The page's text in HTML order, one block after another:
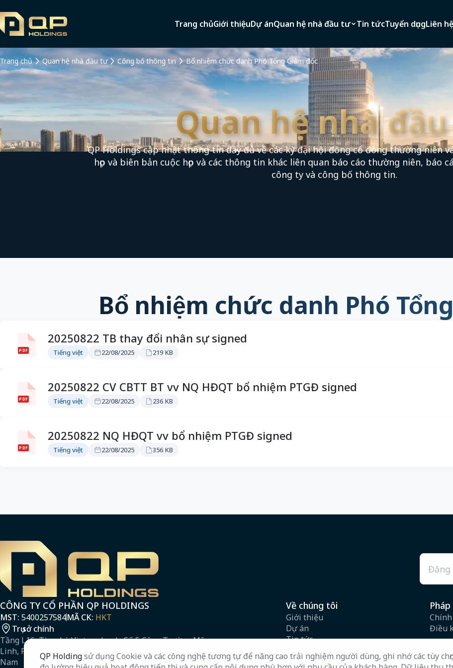
Trang chủGiới thiệuDự ánQuan hệ nhà đầu tư Tin tứcTuyển dụngLiên hệ
Trang chủ Quan hệ nhà đầu tư Công bố thông tin Bổ nhiệm chức danh Phó Tổng Giám đốc
Quan hệ nhà
QP Holdings cập nhật thông tin đầy đủ về các kỳ đại hội đồng cổ đông thường niên
họp và biên bản cuộc họp và các thông tin khác liên quan báo cáo thường niên, báo
công ty và công bố thông tin.
Bổ nhiệm chức danh Phó
PDF
20250822 TB thay đổi nhân sự signed
Tiếng việt 22/08/2025 219 KB
PDF
20250822 CV CBTT BT vv NQ HĐQT bổ nhiệm PTGĐ signed
Tiếng việt 22/08/2025 236 KB
PDF
20250822 NQ HĐQT vv bổ nhiệm PTGĐ signed
Tiếng việt 22/08/2025 356 KB
Email
CÔNG TY CỔ PHẦN QP HOLDINGS
MST: 5400257584MÃ CK: HKT
Trụ sở chính
Tầng L16, Tòa nhà Vietcombank, Số 5 Công Trường Mê
Linh, Phường Sài Gòn, Thành phố Hồ Chí Minh, Việt
Nam
Về chúng tôi
Giới thiệu
Dự án
Tin tức
Tuyển dụng
Hồ sơ năng lực
Điều
QP Holdingsử dụng Cookie và các công nghệ tương tự để nâng cao trải nghiệm người dùng, ghi nhớ các tùy